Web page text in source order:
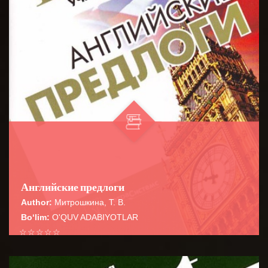
Английские предлоги
Author: Митрошкина, Т. В.
Bo‘lim: O'QUV ADABIYOTLAR
☆
☆
☆
☆
☆
Справочник содержит сведения о наиболее